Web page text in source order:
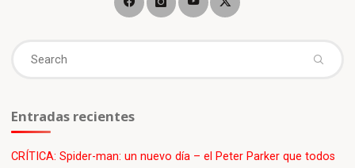
Entradas recientes
CRÍTICA: Spider-man: un nuevo día – el Peter Parker que todos